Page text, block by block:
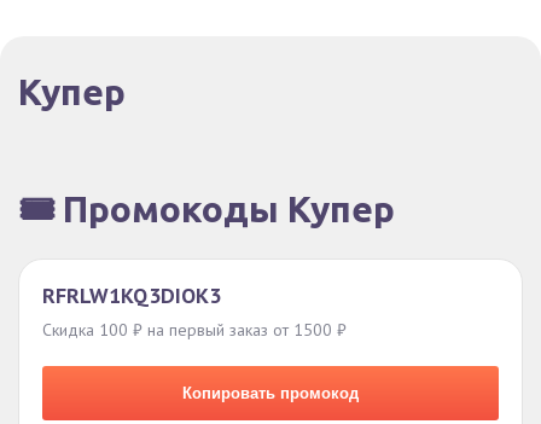
Купер
🎟️ Промокоды Купер
RFRLW1KQ3DIOK3
Скидка 100 ₽ на первый заказ от 1500 ₽
Копировать промокод